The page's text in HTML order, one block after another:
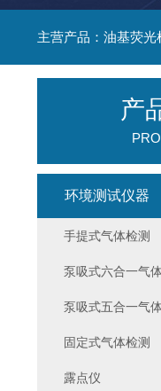
主营产品：油基荧
产
环境测试仪器
手提式气体检测
泵吸式六合一气
泵吸式五合一气
固定式气体检测
露点仪